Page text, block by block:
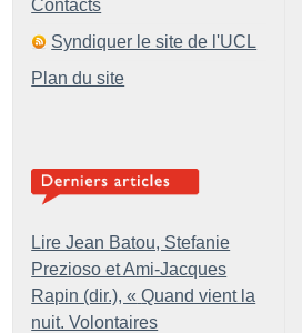
Contacts
Syndiquer le site de l'UCL
Plan du site
Lire Jean Batou, Stefanie
Prezioso et Ami-Jacques
Rapin (dir.), « Quand vient la
nuit. Volontaires